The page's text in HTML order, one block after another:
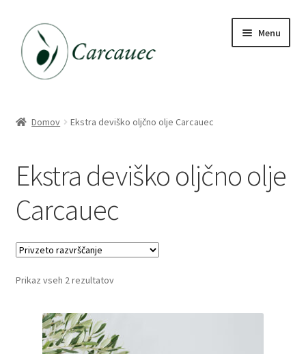
Skip
to
navigation
Skip
to
content
Menu
Domov Ekstra deviško oljčno olje Carcauec
Ekstra deviško oljčno olje
Carcauec
Prikaz vseh 2 rezultatov